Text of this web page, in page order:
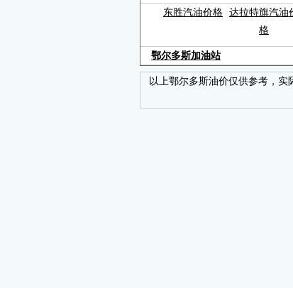
东胜汽油价格 达拉特旗汽油
格
鄂尔多斯加油站
以上鄂尔多斯油价仅供参考，